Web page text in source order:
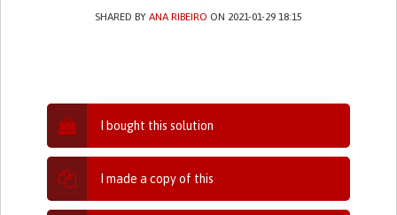
SHARED BY ANA RIBEIRO ON 2021-01-29 18:15
I bought this solution
I made a copy of this